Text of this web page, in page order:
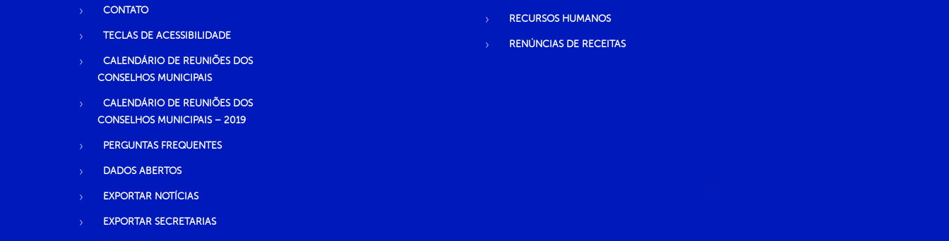
CONTATO
TECLAS DE ACESSIBILIDADE
CALENDÁRIO DE REUNIÕES DOS
CONSELHOS MUNICIPAIS
CALENDÁRIO DE REUNIÕES DOS
CONSELHOS MUNICIPAIS – 2019
PERGUNTAS FREQUENTES
DADOS ABERTOS
EXPORTAR NOTÍCIAS
EXPORTAR SECRETARIAS
RECURSOS HUMANOS
RENÚNCIAS DE RECEITAS